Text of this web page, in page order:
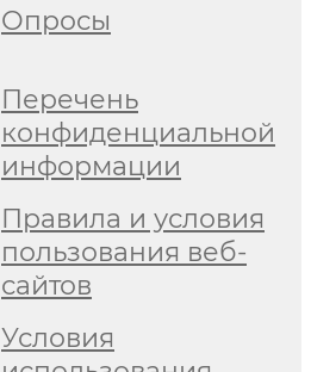
Опросы
Перечень
конфиденциальной
информации
Правила и условия
пользования веб-
сайтов
Условия